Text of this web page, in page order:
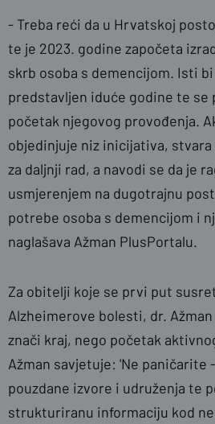
- Treba reći da u Hrvatskoj
te je 2023. godine započeta
skrb osoba s demencijom. Isti
predstavljen iduće godine te se
početak njegovog provođenja.
objedinjuje niz inicijativa,
za daljnji rad, a navodi se da je
usmjerenjem na dugotrajnu
potrebe osoba s demencijom i
naglašava Ažman PlusPortalu.
Za obitelji koje se prvi put
Alzheimerove bolesti, dr.
znači kraj, nego početak
Ažman savjetuje: 'Ne paničarite
pouzdane izvore i udruženja te
strukturiranu informaciju kod